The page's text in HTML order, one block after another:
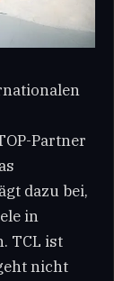
Partner
dazu bei,
in
TCL ist
nicht